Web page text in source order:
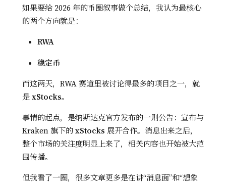
如果要给 2026 年的币圈叙事做个总结，我认为最核心
的两个方向就是：
RWA
稳定币
而这两天，RWA 赛道里被讨论得最多的项目之一，就
是xStocks。
事情的起点，是纳斯达克官方发布的一则公告：宣布与
Kraken 旗下的xStocks 展开合作。消息出来之后，
整个市场的关注度明显上来了，相关内容也开始被大范
围传播。
但我看了一圈，很多文章更多是在讲“消息面”和“想象